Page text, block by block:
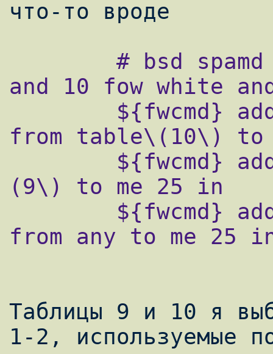
and 10 fow white
from table\(10\) to
(9\) to me 25 in
from any to me 25
Таблицы 9 и 10 я
1-2, используемые